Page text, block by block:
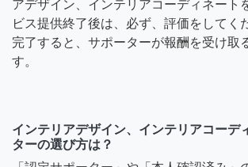
アデザイン、インテリアコーディネート
ビス提供終了後は、必ず、評価をしてく
完了すると、サポーターが報酬を受け取
す。
インテリアデザイン、インテリアコーデ
ターの選び方は？